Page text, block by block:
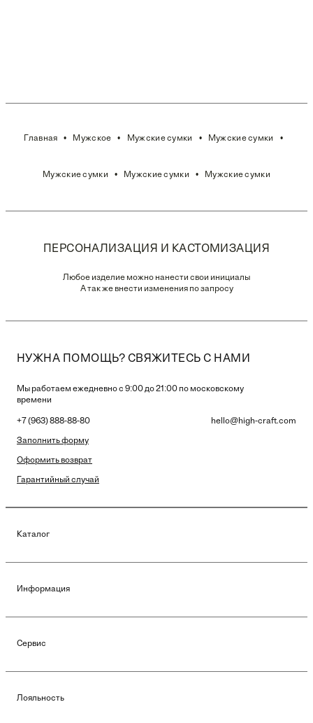
Главная Мужское Мужские сумки Мужские сумки
Мужские сумки Мужские сумки Мужские сумки
ПЕРСОНАЛИЗАЦИЯ И КАСТОМИЗАЦИЯ
Любое изделие можно нанести свои инициалы
А так же внести изменения по запросу
НУЖНА ПОМОЩЬ? СВЯЖИТЕСЬ С НАМИ
Мы работаем ежедневно с 9:00 до 21:00 по московскому
времени
+7 (963) 888-88-80 hello@high-craft.com
Заполнить форму
Оформить возврат
Гарантийный случай
Каталог
Информация
Сервис
Лояльность